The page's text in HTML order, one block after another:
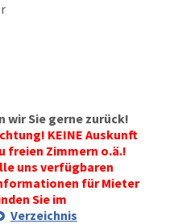
wir Sie gerne zurück!
KEINE Auskunft
freien Zimmern o.ä.!
uns verfügbaren
für Mieter
Sie im
Verzeichnis